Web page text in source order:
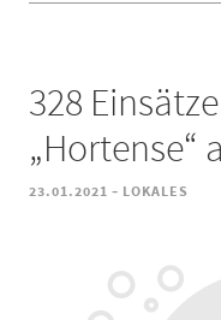
328
„Hortense“
23.01.2021 - LOKALES